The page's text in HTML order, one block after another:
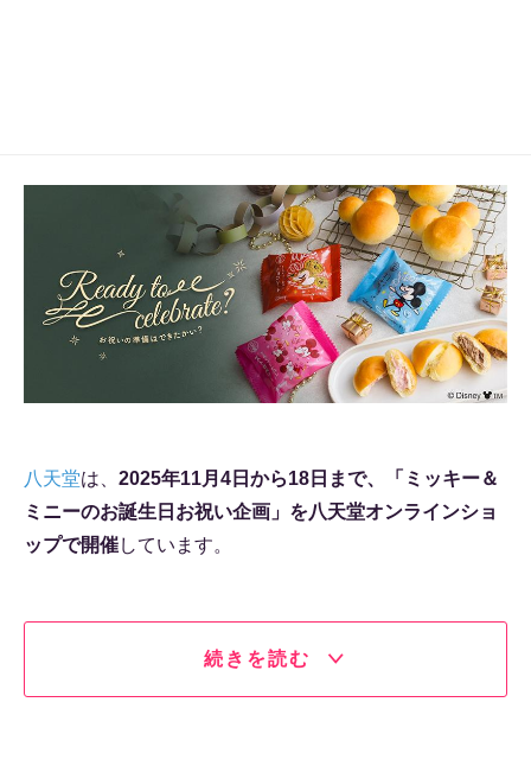
八天堂は、 2025年11月4日から18日まで、「ミッキー＆
ミニーのお誕生日お祝い企画」を八天堂オンラインショ
ップで開催しています。
続きを読む